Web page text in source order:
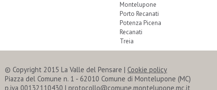
Montelupone
Porto Recanati
Potenza Picena
Recanati
Treia
© Copyright 2015 La Valle del Pensare | Cookie policy
Piazza del Comune n. 1 - 62010 Comune di Montelupone (MC)
p.iva 00132110430 | protocollo@comune.montelupone.mc.it